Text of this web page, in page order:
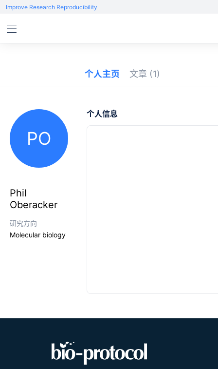
Improve Research Reproducibility
个人主页 文章 (1)
PO
Phil
Oberacker
研究方向
Molecular biology
个人信息